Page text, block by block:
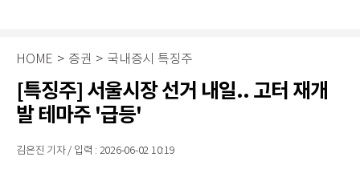
HOME > 증권 > 국내증시 특징주
[특징주] 서울시장 선거 내일.. 고터 재개
발 테마주 '급등'
김은진 기자 / 입력 : 2026-06-02 10:19